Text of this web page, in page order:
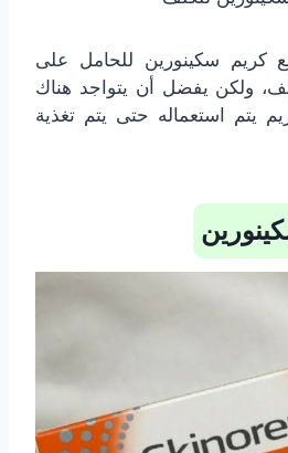
كريم سكينورين للحامل على
ولكن يفضل أن يتواجد هناك
يتم استعماله حتى يتم تغذية